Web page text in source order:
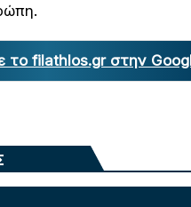
το filathlos.gr στην